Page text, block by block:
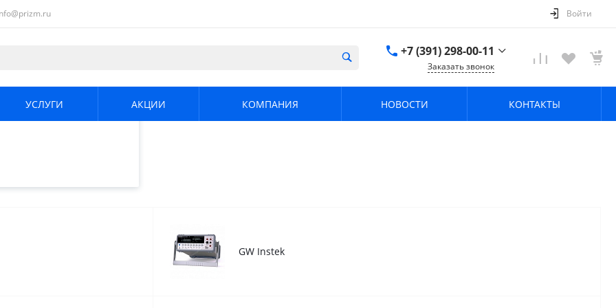
и
Продолжая
использования.
.
Войти
+7 (391) 298-00-11
г. Красноярск, пер.
Заказать звонок
УСЛУГИ АКЦИИ КОМПАНИЯ НОВОСТИ КОНТАКТЫ
GW Instek